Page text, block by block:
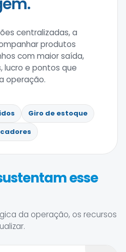
centralizadas, a
produtos
com maior saída,
lucro e pontos que
operação.
Giro de estoque
esse
da operação, os recursos